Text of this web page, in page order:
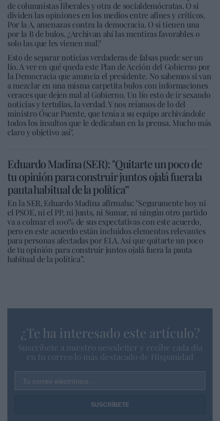
de columnistas liberales y otra de socialdemócratas. O si
dividen las opiniones en los medios entre afines y críticos.
Por la A, amenazas contra la democracia. O si tienen una
por la B de bulos. ¿Archivan ahí las mentiras favorables o
solo las que les vienen mal?
Esto de separar noticias verdaderas de falsas puede ser un
lío. A ver en qué queda este Plan de Acción del Gobierno por
la Democracia que anuncia el presidente. No sabemos si van
a mezclar en una misma carpetita bulos con informaciones
veraces que dejen mal al Gobierno. Un lío esto de ir sexando
noticias y tertulias, la verdad. Y nos reíamos de lo del
ministro Óscar Puente, que tenía a su equipo archivándole
todos los insultos que le dedicaban en la prensa. Mucho más
claro y objetivo así".
Eduardo Madina (SER): "Quitarte un poco de
tu opinión para construir juntos ojalá fuera la
pauta habitual de la política”
En la SER, Eduardo Madina afirmaba: "Seguramente hoy ni
el PSOE, ni el PP, ni Junts, ni Sumar, ni ningún otro partido
va a colmar el 100% de sus expectativas con este acuerdo,
pero en este acuerdo están incluidos elementos relevantes
para personas afectadas por ELA. Así que quitarte un poco
de tu opinión para construir juntos ojalá fuera la pauta
habitual de la política”.
¿Te ha interesado este artículo?
Suscríbete a nuestro newsletter y recibe cada dia
en tu correo lo más destacado de Hispanidad
Tu correo electrónico...